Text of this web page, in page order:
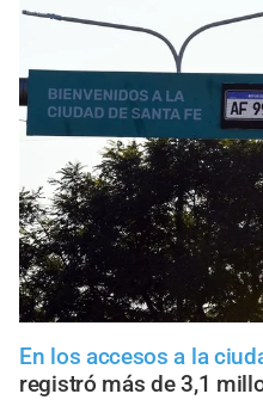
En los accesos a la
registró más de 3,1